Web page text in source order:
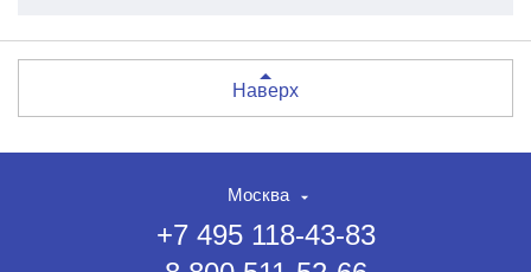
Наверх
Москва
+7 495 118-43-83